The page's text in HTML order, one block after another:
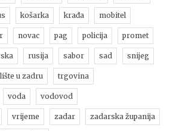
košarka krađa mobitel
novac pag policija promet
rusija sabor sad snijeg
u zadru trgovina
voda vodovod
vrijeme zadar zadarska županija